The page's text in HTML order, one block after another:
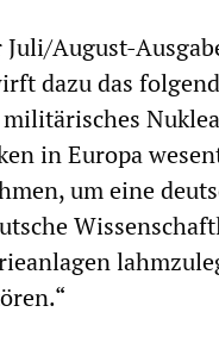
August-
dazu das
in Europa
um eine